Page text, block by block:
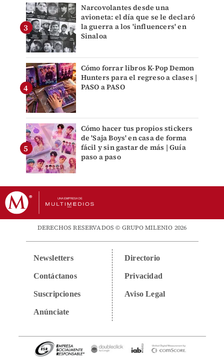
Narcovolantes desde una
avioneta: el día que se le declaró
la guerra a los 'influencers' en
Sinaloa
Cómo forrar libros K-Pop Demon
Hunters para el regreso a clases |
PASO a PASO
Cómo hacer tus propios stickers
de 'Saja Boys' en casa de forma
fácil y sin gastar de más | Guía
paso a paso
DERECHOS RESERVADOS © GRUPO MILENIO 2026
Newsletters
Contáctanos
Suscripciones
Anúnciate
Directorio
Privacidad
Aviso Legal